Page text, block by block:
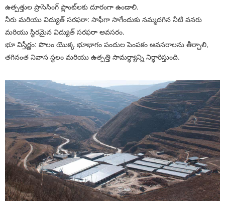
ఉత్పత్తుల ప్రాసెసింగ్ ప్లాంట్‌లకు దూరంగా ఉండాలి.
నీరు మరియు విద్యుత్ సరఫరా: సాఫీగా సాగేందుకు నమ్మదగిన నీటి వనరు
మరియు స్థిరమైన విద్యుత్ సరఫరా అవసరం.
భూ విస్తీర్ణం: పొలం యొక్క భూభాగం పందుల పెంపకం అవసరాలను తీర్చాలి,
తగినంత నివాస స్థలం మరియు ఉత్పత్తి సామర్థ్యాన్ని నిర్ధారిస్తుంది.